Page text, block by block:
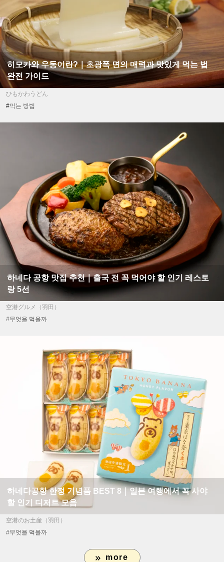
히모카와 우동이란?｜초광폭 면의 매력과 맛있게 먹는 법
완전 가이드
ひもかわうどん
#먹는 방법
하네다 공항 맛집 추천｜출국 전 꼭 먹어야 할 인기 레스토
랑 5선
空港グルメ（羽田）
#무엇을 먹을까
하네다공항 한정 기념품 BEST 8｜일본 여행에서 꼭 사야
할 인기 디저트 모음
空港のお土産（羽田）
#무엇을 먹을까
more